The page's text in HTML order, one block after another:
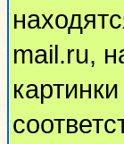
mail.ru,